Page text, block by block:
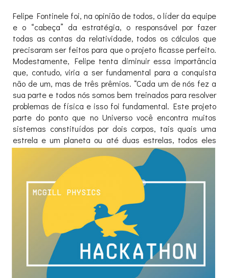
Felipe Fontinele foi, na opinião de todos, o líder da equipe
e o “cabeça” da estratégia, o responsável por fazer
todas as contas da relatividade, todos os cálculos que
precisaram ser feitos para que o projeto ficasse perfeito.
Modestamente, Felipe tenta diminuir essa importância
que, contudo, viria a ser fundamental para a conquista
não de um, mas de três prêmios. “Cada um de nós fez a
sua parte e todos nós somos bem treinados para resolver
problemas de física e isso foi fundamental. Este projeto
parte do ponto que no Universo você encontra muitos
sistemas constituídos por dois corpos, tais quais uma
estrela e um planeta ou até duas estrelas, todos eles